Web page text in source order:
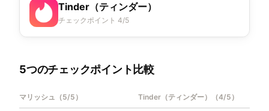
Tinder（ティンダー）
チェックポイント 4/5
5つのチェックポイント比較
マリッシュ （5/5 ） Tinder（ティンダー） （4/5 ）